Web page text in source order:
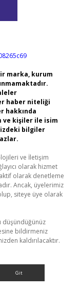
marka, kurum
haber niteliği
hakkında
ve kişiler ile isim
bilgiler
ve İletişim
olarak hizmet
olarak denetleme
Ancak, üyelerimiz
siteye üye olarak
düşündüğünüz
bildirmeniz
kaldırılacaktır.